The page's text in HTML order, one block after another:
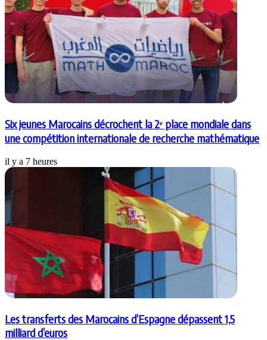
Six jeunes Marocains décrochent la 2ᵉ place mondiale dans
une compétition internationale de recherche mathématique
il y a 7 heures
Les transferts des Marocains d’Espagne dépassent 1,5
milliard d’euros